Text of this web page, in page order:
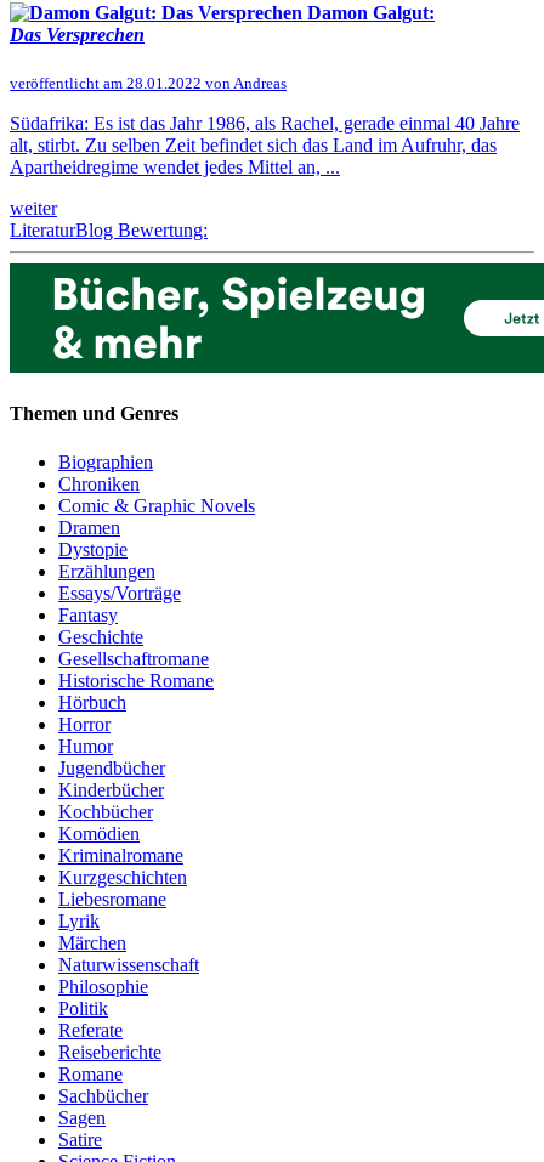
Damon Galgut:
Das Versprechen
veröffentlicht am 28.01.2022 von Andreas
Südafrika: Es ist das Jahr 1986, als Rachel, gerade einmal 40 Jahre
alt, stirbt. Zu selben Zeit befindet sich das Land im Aufruhr, das
Apartheidregime wendet jedes Mittel an, ...
weiter
LiteraturBlog Bewertung:
Themen und Genres
Biographien
Chroniken
Comic & Graphic Novels
Dramen
Dystopie
Erzählungen
Essays/Vorträge
Fantasy
Geschichte
Gesellschaftromane
Historische Romane
Hörbuch
Horror
Humor
Jugendbücher
Kinderbücher
Kochbücher
Komödien
Kriminalromane
Kurzgeschichten
Liebesromane
Lyrik
Märchen
Naturwissenschaft
Philosophie
Politik
Referate
Reiseberichte
Romane
Sachbücher
Sagen
Satire